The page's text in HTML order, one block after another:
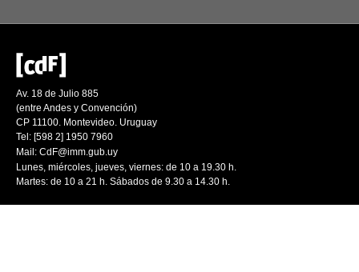
Av. 18 de Julio 885
(entre Andes y Convención)
CP 11100. Montevideo. Uruguay
Tel: [598 2] 1950 7960
Mail: CdF@imm.gub.uy
Lunes, miércoles, jueves, viernes: de 10 a 19.30 h.
Martes: de 10 a 21 h. Sábados de 9.30 a 14.30 h.